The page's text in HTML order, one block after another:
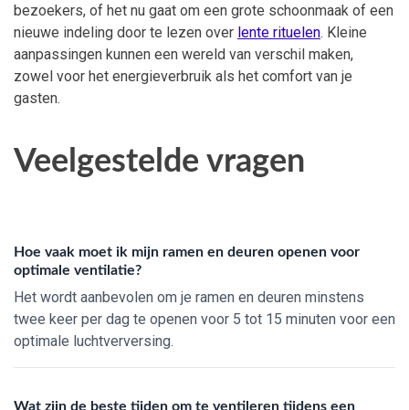
bezoekers, of het nu gaat om een grote schoonmaak of een
nieuwe indeling door te lezen over lente rituelen. Kleine
aanpassingen kunnen een wereld van verschil maken,
zowel voor het energieverbruik als het comfort van je
gasten.
Veelgestelde vragen
Hoe vaak moet ik mijn ramen en deuren openen voor
optimale ventilatie?
Het wordt aanbevolen om je ramen en deuren minstens
twee keer per dag te openen voor 5 tot 15 minuten voor een
optimale luchtverversing.
Wat zijn de beste tijden om te ventileren tijdens een